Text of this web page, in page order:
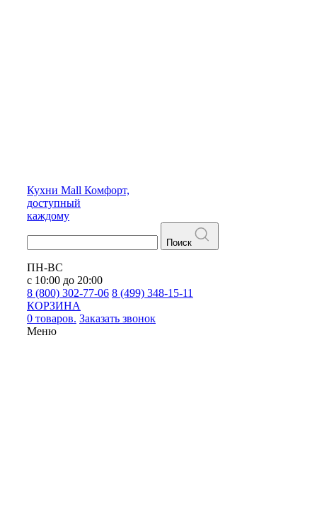
Кухни Mall Комфорт,
доступный
каждому
Поиск
ПН-ВС
с 10:00 до 20:00
8 (800) 302-77-06 8 (499) 348-15-11
КОРЗИНА
0 товаров. Заказать звонок
Меню